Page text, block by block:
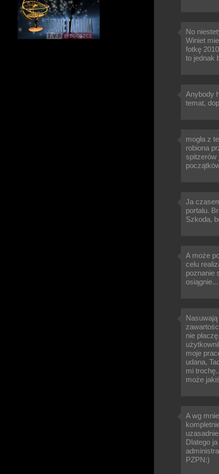
No
Winiet
fotkę
to jednak
Anybody
temat,
mogła z
robiona
spitzerów
Ja
portalu.
Szkoda,
A może
celu
poznanie
nie
moje
udana,
mi
może
A wg
Dlatego
PZPN:)